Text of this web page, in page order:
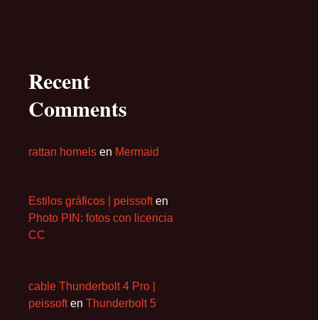
Recent
Comments
rattan homels en Mermaid
Estilos gráficos | peissoften
Photo PIN: fotos con licencia
CC
cable Thunderbolt 4 Pro |
peissoften Thunderbolt 5